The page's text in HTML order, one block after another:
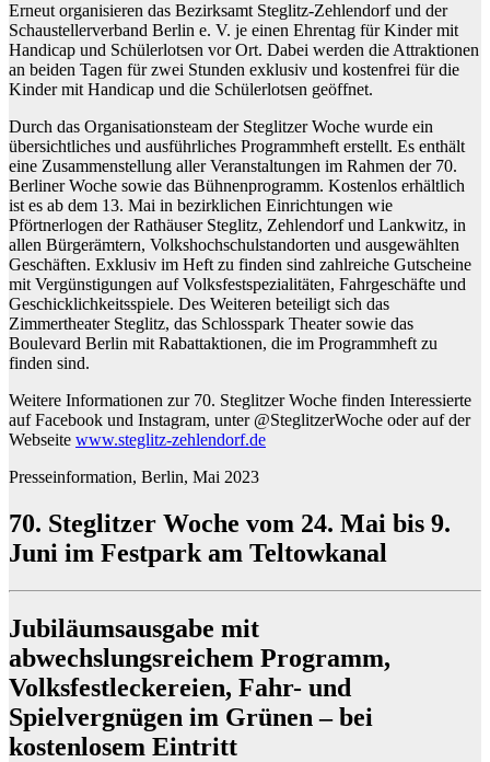
Erneut organisieren das Bezirksamt Steglitz-Zehlendorf und der
Schaustellerverband Berlin e. V. je einen Ehrentag für Kinder mit
Handicap und Schülerlotsen vor Ort. Dabei werden die Attraktionen
an beiden Tagen für zwei Stunden exklusiv und kostenfrei für die
Kinder mit Handicap und die Schülerlotsen geöffnet.
Durch das Organisationsteam der Steglitzer Woche wurde ein
übersichtliches und ausführliches Programmheft erstellt. Es enthält
eine Zusammenstellung aller Veranstaltungen im Rahmen der 70.
Berliner Woche sowie das Bühnenprogramm. Kostenlos erhältlich
ist es ab dem 13. Mai in bezirklichen Einrichtungen wie
Pförtnerlogen der Rathäuser Steglitz, Zehlendorf und Lankwitz, in
allen Bürgerämtern, Volkshochschulstandorten und ausgewählten
Geschäften. Exklusiv im Heft zu finden sind zahlreiche Gutscheine
mit Vergünstigungen auf Volksfestspezialitäten, Fahrgeschäfte und
Geschicklichkeitsspiele. Des Weiteren beteiligt sich das
Zimmertheater Steglitz, das Schlosspark Theater sowie das
Boulevard Berlin mit Rabattaktionen, die im Programmheft zu
finden sind.
Weitere Informationen zur 70. Steglitzer Woche finden Interessierte
auf Facebook und Instagram, unter @SteglitzerWoche oder auf der
Webseite www.steglitz-zehlendorf.de
Presseinformation, Berlin, Mai 2023
70. Steglitzer Woche vom 24. Mai bis 9.
Juni im Festpark am Teltowkanal
Jubiläumsausgabe mit
abwechslungsreichem Programm,
Volksfestleckereien, Fahr- und
Spielvergnügen im Grünen – bei
kostenlosem Eintritt